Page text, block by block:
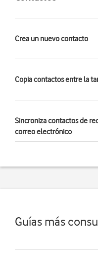
Crea un nuevo contacto
Copia contactos entre la
Sincroniza contactos de
correo electrónico
Guías más